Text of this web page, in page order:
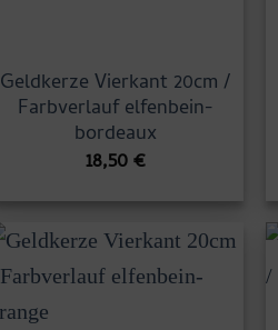
Geldkerze Vierkant 20cm /
Farbverlauf elfenbein-
bordeaux
18,50€